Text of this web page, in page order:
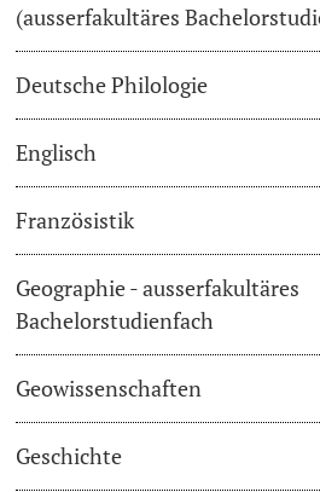
Mobilität
Campus Stories
Hörerinnen/Hörer
Student Life
Beratung & Support
Studienberatung
(ausserfakultäres
Deutsche Philologie
Englisch
Französistik
Geographie - ausserfakultäres
Bachelorstudienfach
Geowissenschaften
Geschichte